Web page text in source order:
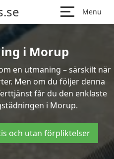
Menu
i Morup
en utmaning – särskilt när
Men om du följer denna
får du den enklaste
i Morup.
och utan förpliktelser